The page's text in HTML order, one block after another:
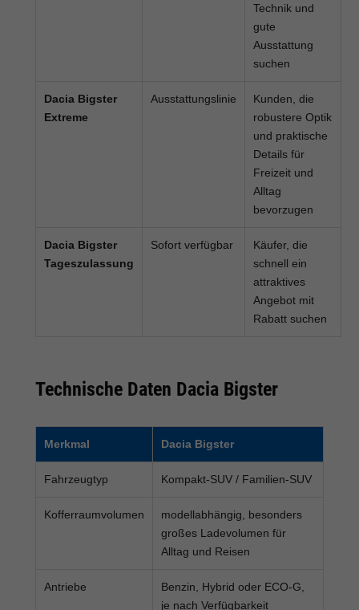
Technik und
gute
Ausstattung
suchen
Dacia Bigster
Extreme
Ausstattungslinie
Kunden, die
robustere Optik
und praktische
Details für
Freizeit und
Alltag
bevorzugen
Dacia Bigster
Tageszulassung
Sofort verfügbar
Käufer, die
schnell ein
attraktives
Angebot mit
Rabatt suchen
Technische Daten Dacia Bigster
Merkmal Dacia Bigster
Fahrzeugtyp Kompakt-SUV / Familien-SUV
Kofferraumvolumen
modellabhängig, besonders
großes Ladevolumen für
Alltag und Reisen
Antriebe
Benzin, Hybrid oder ECO-G,
je nach Verfügbarkeit